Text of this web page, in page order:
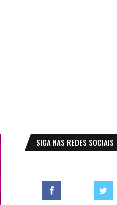
SIGA NAS REDES SOCIAIS